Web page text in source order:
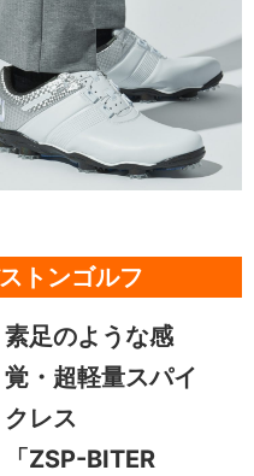
トンゴルフ
素足のような感
覚・超軽量スパイ
クレス
「ZSP-BITER